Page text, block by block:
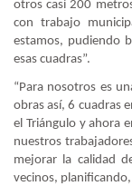
otros casi 200
con trabajo
estamos, pudiendo
esas cuadras”.
“Para nosotros es
obras así, 6 cuadras
el Triángulo y ahora
nuestros
mejorar la calidad
vecinos, planificando,